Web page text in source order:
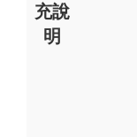
充說
明